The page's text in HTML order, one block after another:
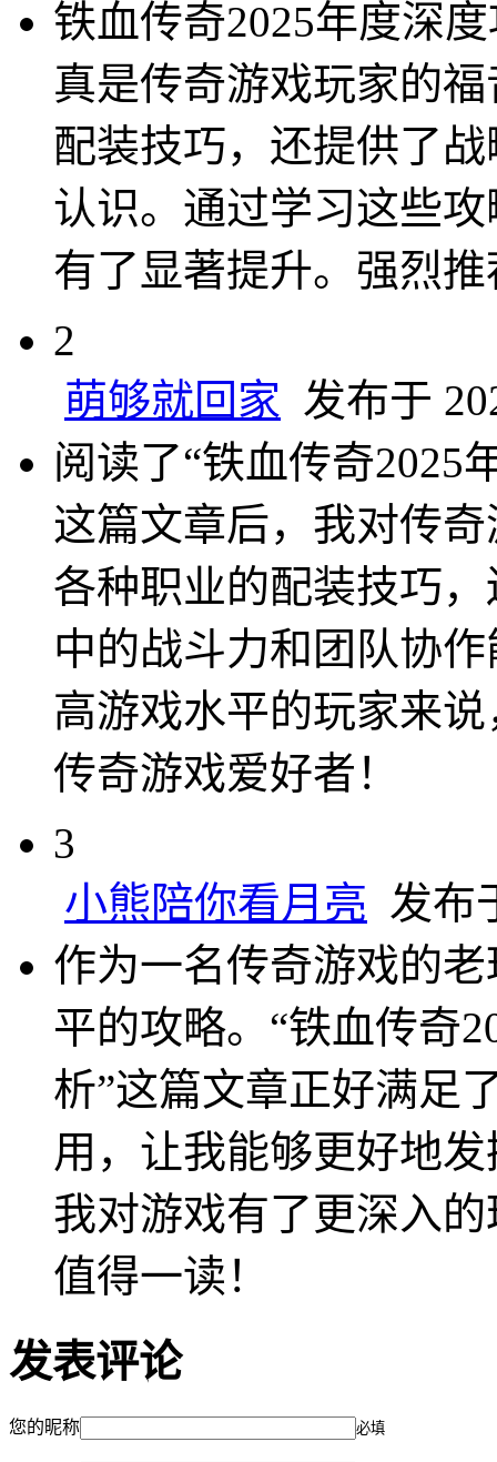
铁血传奇2025年度深
真是传奇游戏玩家的
配装技巧，还提供了
认识。通过学习这些
有了显著提升。强烈
2
萌够就回家 发布于
阅读了“铁血传奇2025
这篇文章后，我对传
各种职业的配装技巧
中的战斗力和团队协
高游戏水平的玩家来
传奇游戏爱好者！
3
小熊陪你看月亮 发布
作为一名传奇游戏的
平的攻略。“铁血传奇
析”这篇文章正好满足
用，让我能够更好地
我对游戏有了更深入
值得一读！
发表评论
您的昵称 必填